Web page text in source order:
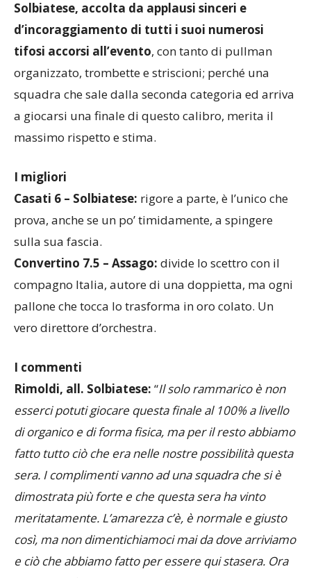
davvero di essere Squadra.Onore comunque alla
Solbiatese, accolta da applausi sinceri e
d’incoraggiamento di tutti i suoi numerosi
tifosi accorsi all’evento, con tanto di pullman
organizzato, trombette e striscioni; perché una
squadra che sale dalla seconda categoria ed arriva
a giocarsi una finale di questo calibro, merita il
I migliori
Casati 6 – Solbiatese: rigore a parte, è l’unico che
prova, anche se un po’ timidamente, a spingere
sulla sua fascia.
Convertino 7.5 – Assago:divide lo scettro con il
compagno Italia, autore di una doppietta, ma ogni
pallone che tocca lo trasforma in oro colato. Un
I commenti
Rimoldi, all. Solbiatese:“Il solo rammarico è non
esserci potuti giocare questa finale al 100% a livello
di organico e di forma fisica, ma per il resto abbiamo
fatto tutto ciò che era nelle nostre possibilità questa
sera. I complimenti vanno ad una squadra che si è
dimostrata più forte e che questa sera ha vinto
meritatamente. L’amarezza c’è, è normale e giusto
così, ma non dimentichiamoci mai da dove arriviamo